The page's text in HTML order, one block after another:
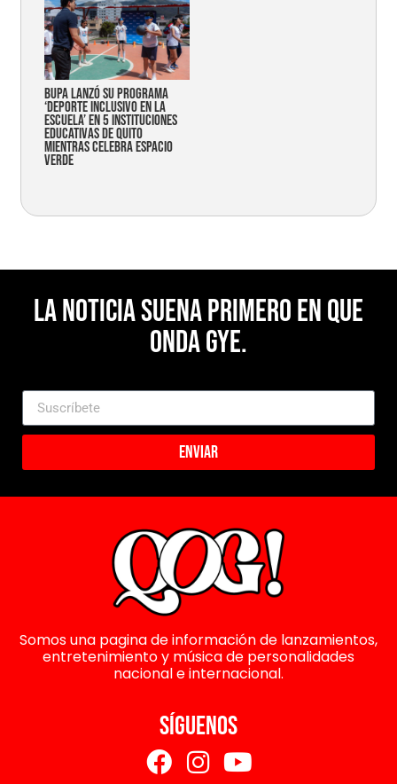
Bupa lanzó su programa
‘Deporte Inclusivo en la
Escuela’ en 5 instituciones
educativas de Quito
mientras celebra espacio
verde
La noticia suena primero en Que
Onda Gye.
Enviar
Somos una pagina de información de lanzamientos,
entretenimiento y música de personalidades
nacional e internacional.
SÍGUENOS